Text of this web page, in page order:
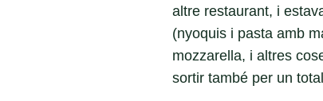
altre restaurant, i
(nyoquis i pasta amb
mozzarella, i altres
sortir també per un